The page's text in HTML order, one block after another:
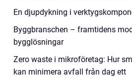
En djupdykning i
Byggbranschen – framtidens
bygglösningar
Zero waste i mikroföretag: Hur
kan minimera avfall från dag ett